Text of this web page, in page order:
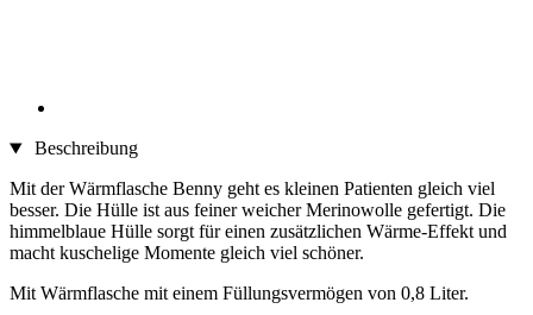
Beschreibung
Mit der Wärmflasche Benny geht es kleinen Patienten gleich viel
besser. Die Hülle ist aus feiner weicher Merinowolle gefertigt. Die
himmelblaue Hülle sorgt für einen zusätzlichen Wärme-Effekt und
macht kuschelige Momente gleich viel schöner.
Mit Wärmflasche mit einem Füllungsvermögen von 0,8 Liter.